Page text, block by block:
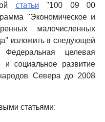
статьи "100 09 00
"Экономическое и
малочисленных
изложить в следующей
целевая
и социальное развитие
Севера до 2008
статьями: